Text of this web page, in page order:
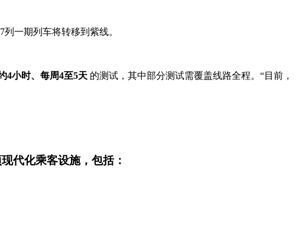
列 一期列车将转移到紫线。
4小时、每周4至5天 的测试，其中部分测试需覆盖线路全程。“目前，
代化乘客设施，包括：